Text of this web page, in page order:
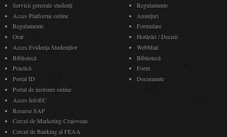
Servicii generale studenți
Acces Platforme online
Regulamente
Orar
Acces Evidenţa Studenţilor
Bibliotecă
Practică
Portal ID
Portal de instruire online
Acces InfoEC
Resurse SAP
Cercul de Marketing Craiovean
Cercul de Banking al FEAA
Regulamente
Anunţuri
Formulare
Hotărâri / Decizii
WebMail
Bibliotecă
Form
Documente